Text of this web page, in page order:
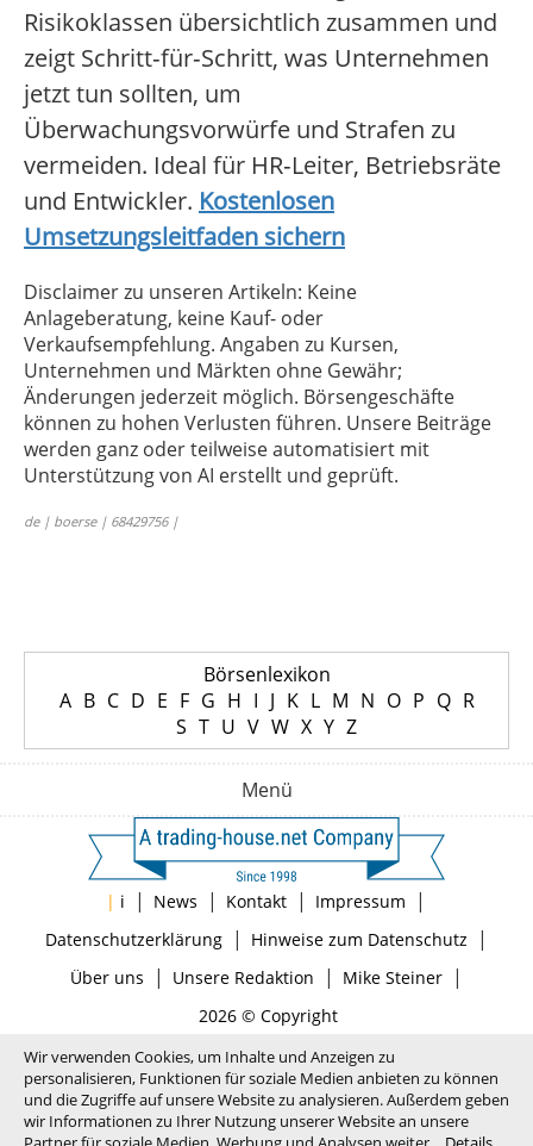
Risikoklassen übersichtlich zusammen und
zeigt Schritt‑für‑Schritt, was Unternehmen
jetzt tun sollten, um
Überwachungsvorwürfe und Strafen zu
vermeiden. Ideal für HR‑Leiter, Betriebsräte
und Entwickler. Kostenlosen
Umsetzungsleitfaden sichern
Disclaimer zu unseren Artikeln: Keine
Anlageberatung, keine Kauf- oder
Verkaufsempfehlung. Angaben zu Kursen,
Unternehmen und Märkten ohne Gewähr;
Änderungen jederzeit möglich. Börsengeschäfte
können zu hohen Verlusten führen. Unsere Beiträge
werden ganz oder teilweise automatisiert mit
Unterstützung von AI erstellt und geprüft.
de | boerse | 68429756 |
Börsenlexikon
A B C D E F G H I J K L M N O P Q R
S T U V W X Y Z
Menü
| i | News | Kontakt | Impressum |
Datenschutzerklärung| Hinweise zum Datenschutz |
Über uns | Unsere Redaktion | Mike Steiner|
2026 © Copyright
Wir verwenden Cookies, um Inhalte und Anzeigen zu
personalisieren, Funktionen für soziale Medien anbieten zu können
und die Zugriffe auf unsere Website zu analysieren. Außerdem geben
wir Informationen zu Ihrer Nutzung unserer Website an unsere